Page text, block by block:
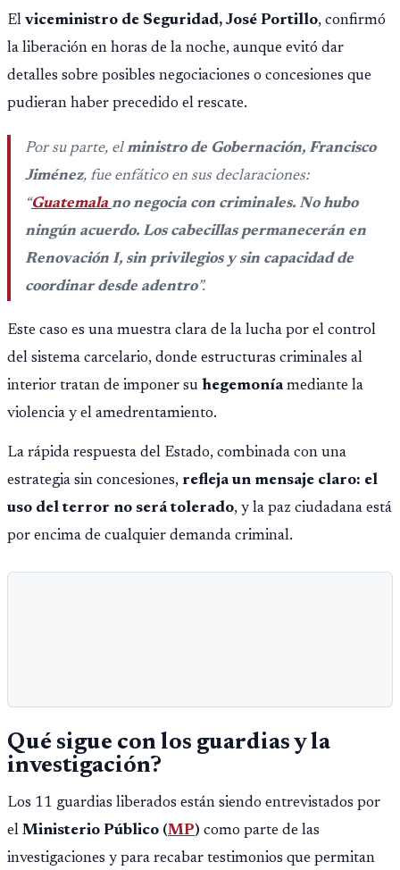
El viceministro de Seguridad, José Portillo, confirmó
la liberación en horas de la noche, aunque evitó dar
detalles sobre posibles negociaciones o concesiones que
pudieran haber precedido el rescate.
Por su parte, elministro de Gobernación, Francisco
Jiménez, fue enfático en sus declaraciones:
“Guatemala no negocia con criminales. No hubo
ningún acuerdo. Los cabecillas permanecerán en
Renovación I, sin privilegios y sin capacidad de
coordinar desde adentro”.
Este caso es una muestra clara de la lucha por el control
del sistema carcelario, donde estructuras criminales al
interior tratan de imponer su hegemoníamediante la
violencia y el amedrentamiento.
La rápida respuesta del Estado, combinada con una
estrategia sin concesiones, refleja un mensaje claro: el
uso del terror no será tolerado, y la paz ciudadana está
por encima de cualquier demanda criminal.
Qué sigue con los guardias y la
investigación?
Los 11 guardias liberados están siendo entrevistados por
el Ministerio Público (MP) como parte de las
investigaciones y para recabar testimonios que permitan